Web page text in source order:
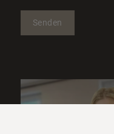
Senden